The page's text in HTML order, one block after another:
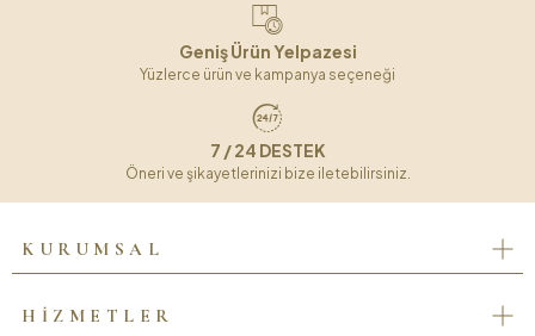
Geniş Ürün Yelpazesi
Yüzlerce ürün ve kampanya seçeneği
7 / 24 DESTEK
Öneri ve şikayetlerinizi bize iletebilirsiniz.
KURUMSAL
HİZMETLER